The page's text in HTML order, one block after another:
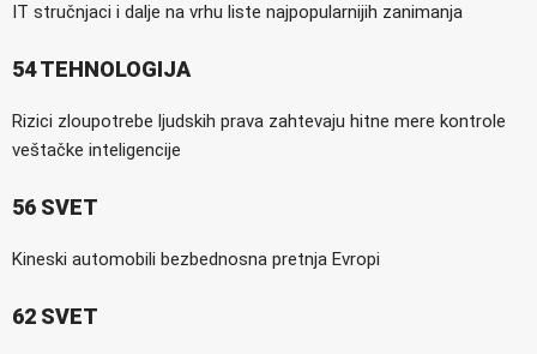
IT stručnjaci i dalje na vrhu liste najpopularnijih zanimanja
54 TEHNOLOGIJA
Rizici zloupotrebe ljudskih prava zahtevaju hitne mere kontrole
veštačke inteligencije
56 SVET
Kineski automobili bezbednosna pretnja Evropi
62 SVET